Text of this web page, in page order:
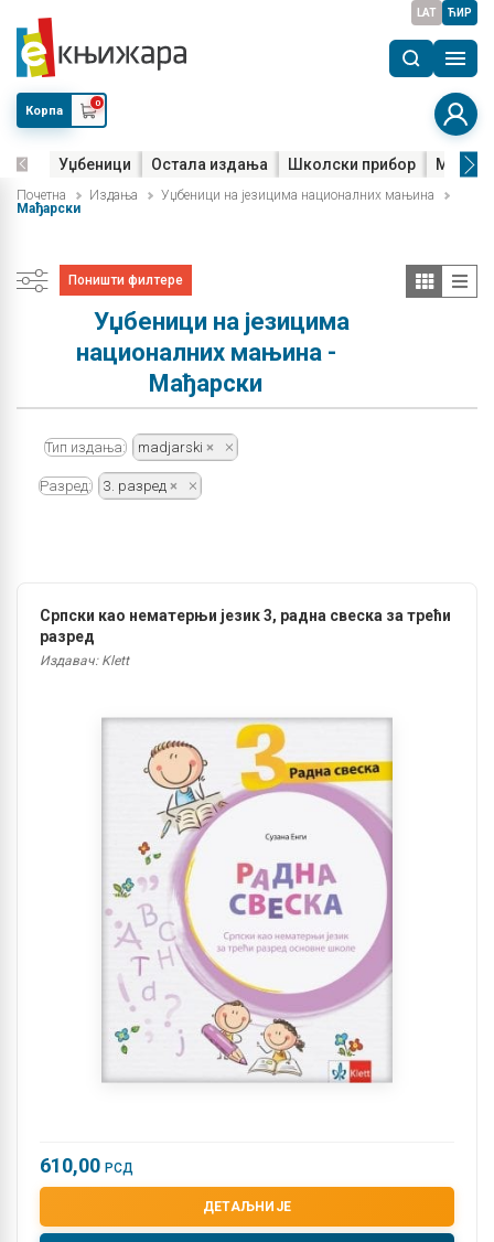
LAT ЋИР
Корпа
0
Уџбеници Остала издања Школски прибор Мала
Почетна Издања
Уџбеници на језицима националних мањина
Мађарски
Поништи филтере
Уџбеници на језицима
националних мањина -
Мађарски
Тип издања: madjarski
Разред: 3. разред
Српски као нематерњи језик 3, радна свеска за трећи
разред
Издавач: Klett
610,00 РСД
ДЕТАЉНИЈЕ